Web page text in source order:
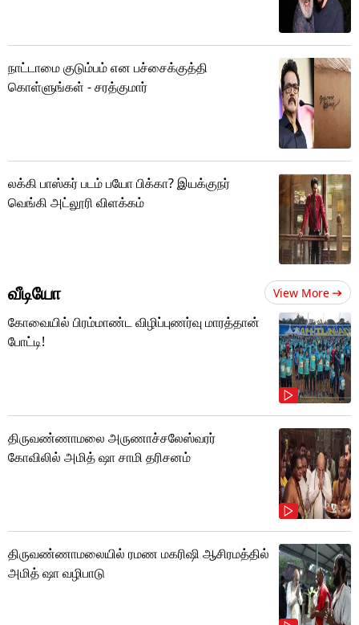
நாட்டாமை குடும்பம் என பச்சைக்குத்தி
கொள்ளுங்கள் - சரத்குமார்
லக்கி பாஸ்கர் படம் பயோ பிக்கா? இயக்குநர்
வெங்கி அட்லூரி விளக்கம்
வீடியோ View More
கோவையில் பிரம்மாண்ட விழிப்புணர்வு மாரத்தான்
போட்டி!
திருவண்ணாமலை அருணாச்சலேஸ்வரர்
கோவிலில் அமித் ஷா சாமி தரிசனம்
திருவண்ணாமலையில் ரமண மகரிஷி ஆசிரமத்தில்
அமித் ஷா வழிபாடு